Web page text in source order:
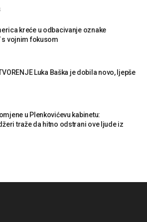
kreće u odbacivanje oznake
s vojnim fokusom
Luka Baška je dobila novo, ljepše
u Plenkovićevu kabinetu:
traže da hitno odstrani ove ljude iz